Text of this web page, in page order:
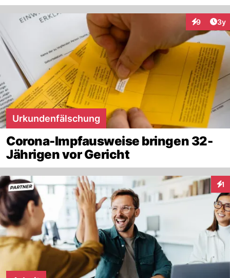
9 3y
Urkundenfälschung
Corona-Impfausweise bringen 32-
Jährigen vor Gericht
1